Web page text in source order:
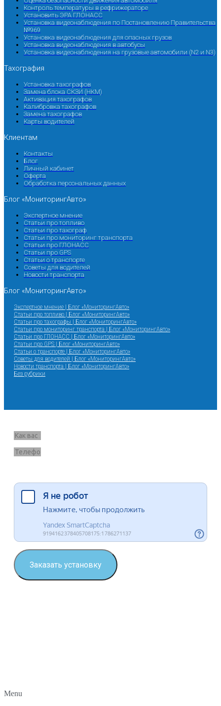
Контроль температуры в рефрижераторе
Установить ЭРА ГЛОНАСС
Установка видеонаблюдения по Постановлению Правительства
№969
Установка видеонаблюдения для опасных грузов
Установка видеонаблюдения в автобусы
Установка видеонаблюдения на грузовые автомобили (N2 и N3)
Тахография
Установка тахографов
Замена блока СКЗИ (НКМ)
Активация тахографов
Калибровка тахографов
Замена тахографов
Карты водителей
Клиентам
Контакты
Блог
Личный кабинет
Оферта
Обработка персональных данных
Блог «МониторингАвто»
Экспертное мнение
Статьи про топливо
Статьи про тахограф
Статьи про мониторинг транспорта
Статьи про ГЛОНАСС
Статьи про GPS
Статьи о транспорте
Советы для водителей
Новости транспорта
Блог «МониторингАвто»
Экспертное мнение | Блог «МониторингАвто»
Статьи про топливо | Блог «МониторингАвто»
Статьи про тахографы | Блог «МониторингАвто»
Статьи про мониторинг транспорта | Блог «МониторингАвто»
Статьи про ГЛОНАСС | Блог «МониторингАвто»
Статьи про GPS | Блог «МониторингАвто»
Статьи о транспорте | Блог «МониторингАвто»
Советы для водителей | Блог «МониторингАвто»
Новости транспорта | Блог «МониторингАвто»
Без рубрики
Заказать установку
Menu